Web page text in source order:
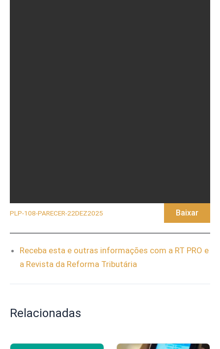
PLP-108-PARECER-22DEZ2025 Baixar
Receba esta e outras informações com a RT PRO e
a Revista da Reforma Tributária
Relacionadas